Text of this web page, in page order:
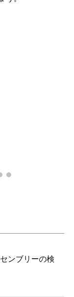
ンブリーの検